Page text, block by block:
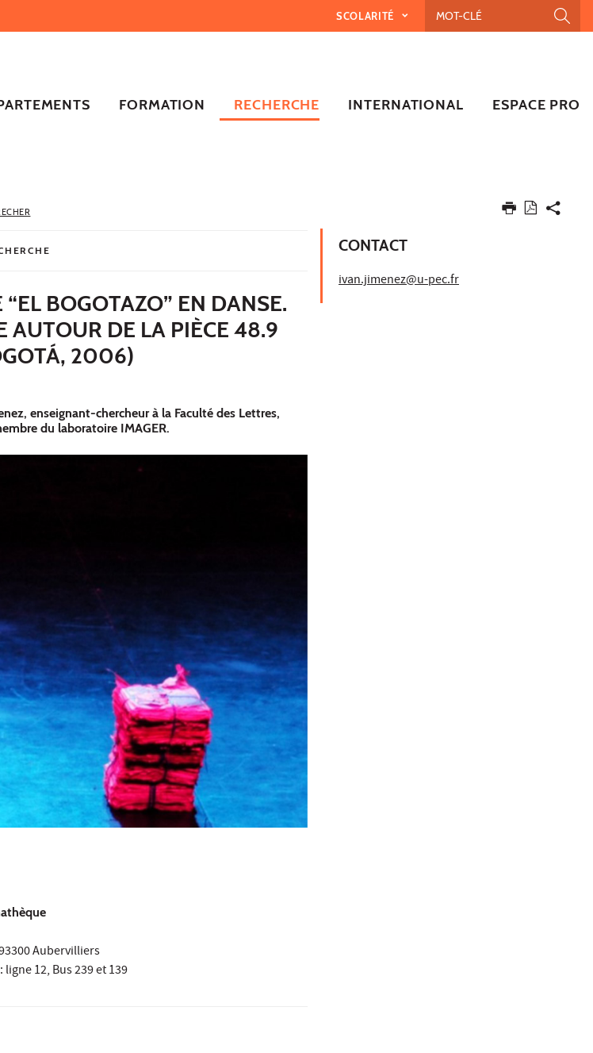
SCOLARITÉ
FORMATION RECHERCHE INTERNATIONAL ESPACE PRO
“EL BOGOTAZO” EN DANSE.
AUTOUR DE LA PIÈCE 48.9
2006)
enseignant-chercheur à la Faculté des Lettres,
du laboratoire IMAGER.
Aubervilliers
12, Bus 239 et 139
CONTACT
ivan.jimenez@u-pec.fr